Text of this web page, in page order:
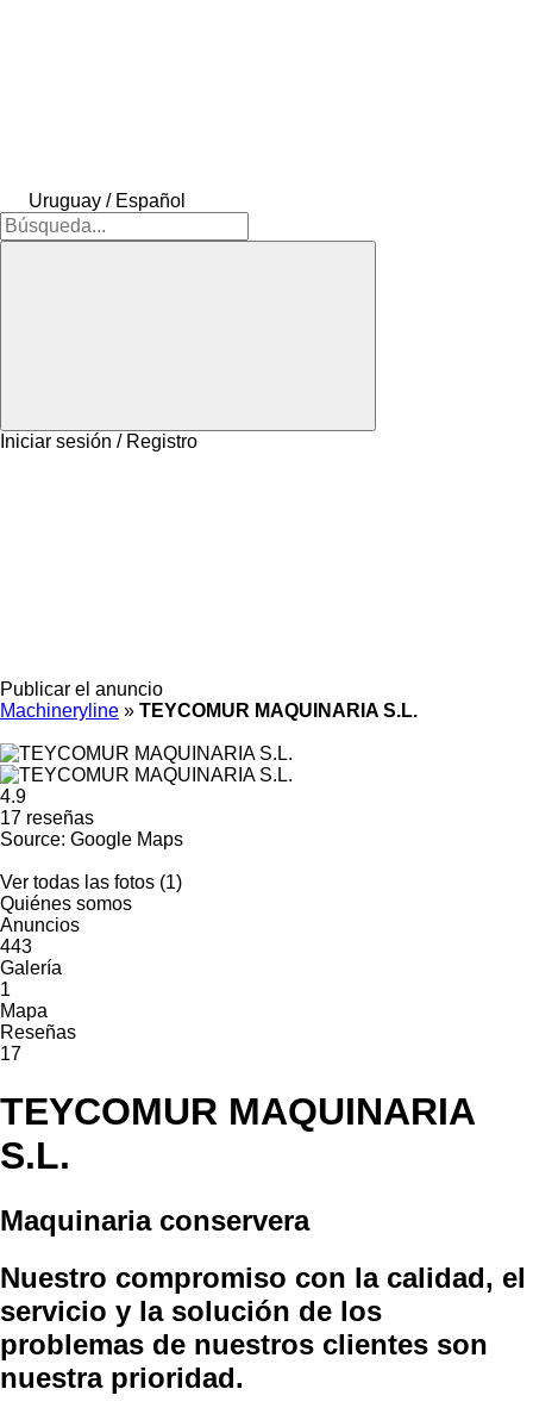
Uruguay / Español
Iniciar sesión / Registro
Publicar el anuncio
Machineryline » TEYCOMUR MAQUINARIA S.L.
4.9
17 reseñas
Source: Google Maps
Ver todas las fotos (1)
Quiénes somos
Anuncios
443
Galería
1
Mapa
Reseñas
17
TEYCOMUR MAQUINARIA
S.L.
Maquinaria conservera
Nuestro compromiso con la calidad, el
servicio y la solución de los
problemas de nuestros clientes son
nuestra prioridad.